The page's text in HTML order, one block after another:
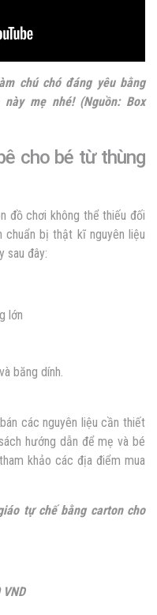
chú chó đáng yêu bằng
này mẹ nhé! (Nguồn: Box
cho bé từ thùng
đồ chơi không thể thiếu đối
bị thật kĩ nguyên liệu
sau đây:
lớn
băng dính.
các nguyên liệu cần thiết
hướng dẫn để mẹ và bé
khảo các địa điểm mua
tự chế bằng carton cho